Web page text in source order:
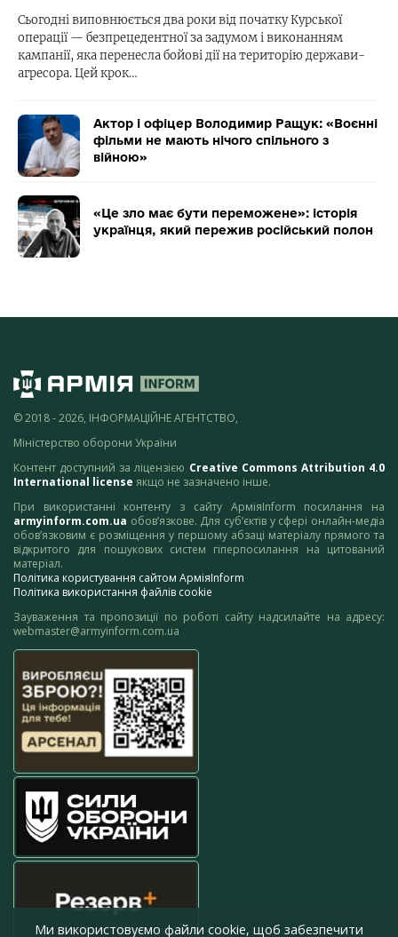
Сьогодні виповнюється два роки від початку Курської
операції — безпрецедентної за задумом і виконанням
кампанії, яка перенесла бойові дії на територію держави-
агресора. Цей крок…
Актор і офіцер Володимир Ращук: «Воєнні
фільми не мають нічого спільного з
війною»
«Це зло має бути переможене»: історія
українця, який пережив російський полон
© 2018 - 2026, ІНФОРМАЦІЙНЕ АГЕНТСТВО,
Міністерство оборони України
Контент доступний за ліцензією Creative Commons Attribution 4.0
International license якщо не зазначено інше.
При використанні контенту з сайту АрміяInform посилання на
armyinform.com.ua обов’язкове. Для суб’єктів у сфері онлайн-медіа
обов’язковим є розміщення у першому абзаці матеріалу прямого та
відкритого для пошукових систем гіперпосилання на цитований
матеріал.
Політика користування сайтом АрміяInform
Політика використання файлів cookie
Зауваження та пропозиції по роботі сайту надсилайте на адресу:
webmaster@armyinform.com.ua
Ми використовуємо файли cookie, щоб забезпечити